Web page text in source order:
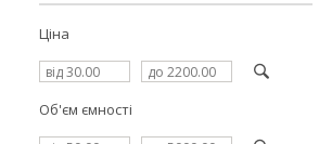
Ціна
Об'єм ємності